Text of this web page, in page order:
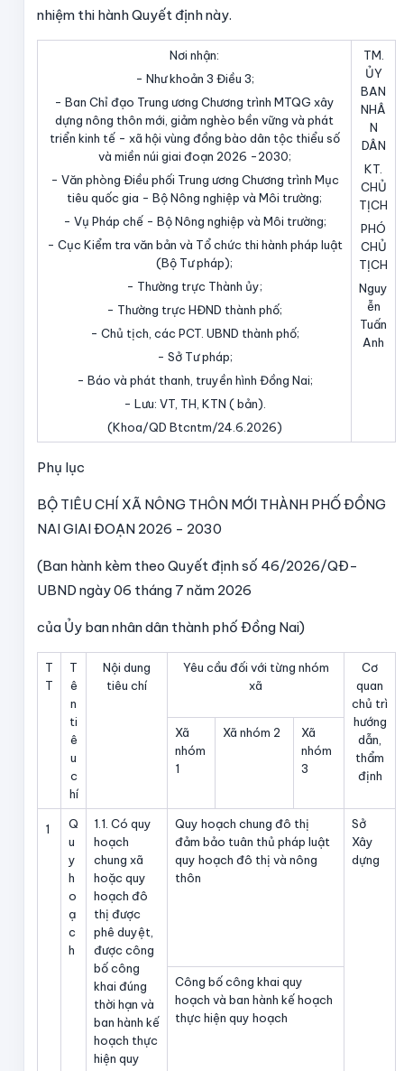
nhiệm thi hành Quyết định này.
Nơi nhận:
- Như khoản 3 Điều 3;
- Ban Chỉ đạo Trung ương Chương trình MTQG xây
dựng nông thôn mới, giảm nghèo bền vững và phát
triển kinh tế - xã hội vùng đồng bào dân tộc thiểu số
và miền núi giai đoạn 2026 -2030;
- Văn phòng Điều phối Trung ương Chương trình Mục
tiêu quốc gia - Bộ Nông nghiệp và Môi trường;
- Vụ Pháp chế - Bộ Nông nghiệp và Môi trường;
- Cục Kiểm tra văn bản và Tổ chức thi hành pháp luật
(Bộ Tư pháp);
- Thường trực Thành ủy;
- Thường trực HĐND thành phố;
- Chủ tịch, các PCT. UBND thành phố;
- Sở Tư pháp;
- Báo và phát thanh, truyền hình Đồng Nai;
- Lưu: VT, TH, KTN ( bản).
(Khoa/QD Btcntm/24.6.2026)
TM.
ỦY
BAN
NHÂ
N
DÂN
KT.
CHỦ
TỊCH
PHÓ
CHỦ
TỊCH
Nguy
ễn
Tuấn
Anh
Phụ lục
BỘ TIÊU CHÍ XÃ NÔNG THÔN MỚI THÀNH PHỐ ĐỒNG
NAI GIAI ĐOẠN 2026 - 2030
(Ban hành kèm theo Quyết định số 46/2026/QĐ-
UBND ngày 06 tháng 7 năm 2026
của Ủy ban nhân dân thành phố Đồng Nai)
T
T
T
ê
n
ti
ê
u
c
hí
Nội dung
tiêu chí
Yêu cầu đối với từng nhóm
xã
Cơ
quan
chủ trì
hướng
dẫn,
thẩm
định
Xã
nhóm
1
Xã nhóm 2
Xã
nhóm
3
1
Q
u
y
h
o
ạ
c
h
1.1. Có quy
hoạch
chung xã
hoặc quy
hoạch đô
thị được
phê duyệt,
được công
bố công
khai đúng
thời hạn và
ban hành kế
hoạch thực
hiện quy
Quy hoạch chung đô thị
đảm bảo tuân thủ pháp luật
quy hoạch đô thị và nông
thôn
Sở
Xây
dựng
Công bố công khai quy
hoạch và ban hành kế hoạch
thực hiện quy hoạch